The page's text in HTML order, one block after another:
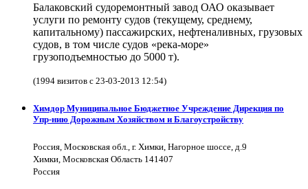
Балаковский судоремонтный завод ОАО оказывает
услуги по ремонту судов (текущему, среднему,
капитальному) пассажирских, нефтеналивных, грузовых
судов, в том числе судов «река-море»
грузоподъемностью до 5000 т).
(1994 визитов с 23-03-2013 12:54)
Химдор Муниципальное Бюджетное Учреждение Дирекция по
Упр-нию Дорожным Хозяйством и Благоустройству
Россия, Московская обл., г. Химки, Нагорное шоссе, д.9
Химки, Московская Область 141407
Россия